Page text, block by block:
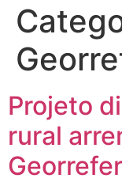
Projeto
rural